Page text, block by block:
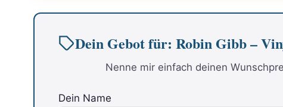
Dein Gebot für: Robin Gibb –
Nenne mir einfach deinen
Dein Name